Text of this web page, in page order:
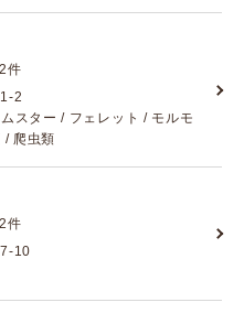
2件
2
スター / フェレット / モルモ
/ 爬虫類
2件
10